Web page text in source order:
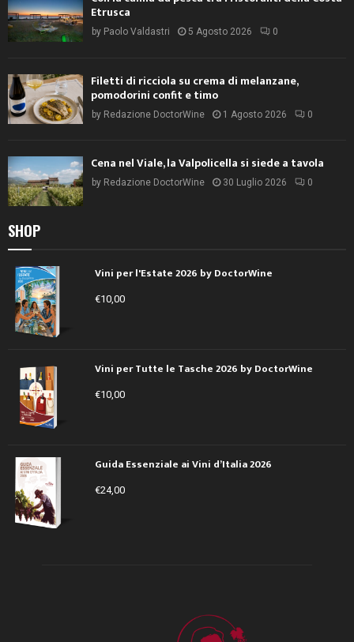
Etrusca
by Paolo Valdastri 5 Agosto 2026 0
Filetti di ricciola su crema di melanzane,
pomodorini confit e timo
by Redazione DoctorWine 1 Agosto 2026 0
Cena nel Viale, la Valpolicella si siede a tavola
by Redazione DoctorWine 30 Luglio 2026 0
SHOP
Vini per l'Estate 2026 by DoctorWine
€10,00
Vini per Tutte le Tasche 2026 by DoctorWine
€10,00
Guida Essenziale ai Vini d’Italia 2026
€24,00